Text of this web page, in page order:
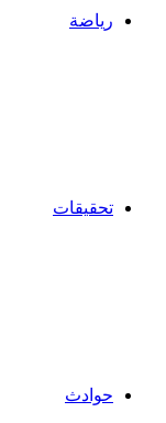
رياضة
تحقيقات
حوادث